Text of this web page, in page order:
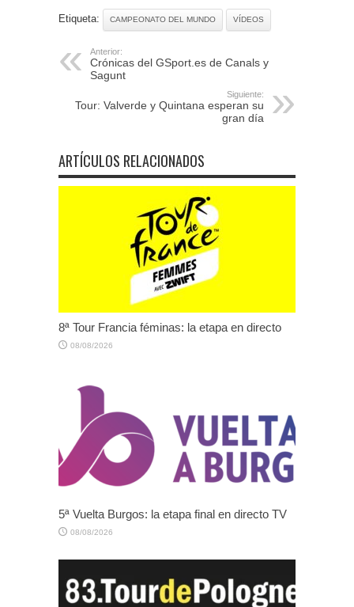
Etiqueta: CAMPEONATO DEL MUNDO VÍDEOS
Anterior:
Crónicas del GSport.es de Canals y
Sagunt
Siguiente:
Tour: Valverde y Quintana esperan su
gran día
ARTÍCULOS RELACIONADOS
8ª Tour Francia féminas: la etapa en directo
08/08/2026
5ª Vuelta Burgos: la etapa final en directo TV
08/08/2026